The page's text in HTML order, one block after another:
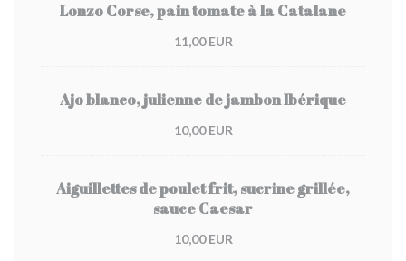
Lonzo Corse, pain tomate à la Catalane
11,00 EUR
Ajo blanco, julienne de jambon Ibérique
10,00 EUR
Aiguillettes de poulet frit, sucrine grillée,
sauce Caesar
10,00 EUR